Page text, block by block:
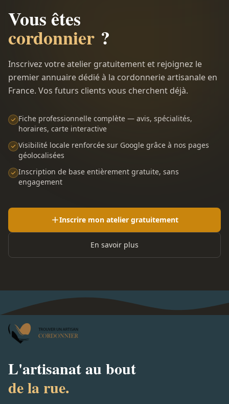
Vous êtes
cordonnier ?
Inscrivez votre atelier gratuitement et rejoignez le
premier annuaire dédié à la cordonnerie artisanale en
France. Vos futurs clients vous cherchent déjà.
Fiche professionnelle complète — avis, spécialités,
horaires, carte interactive
Visibilité locale renforcée sur Google grâce à nos pages
géolocalisées
Inscription de base entièrement gratuite, sans
engagement
Inscrire mon atelier gratuitement
En savoir plus
L'artisanat au bout
de la rue.